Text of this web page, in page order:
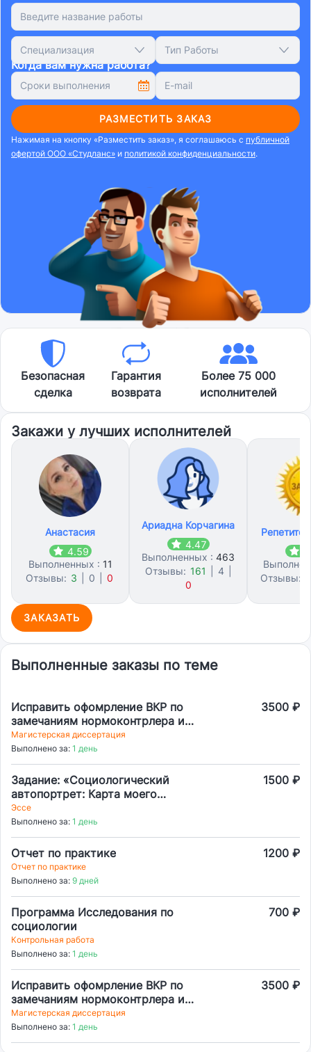
Специализация Тип Работы
Когда вам нужна работа?
РАЗМЕСТИТЬ ЗАКАЗ
Нажимая на кнопку «Разместить заказ», я соглашаюсь с публичной
офертой ООО «Студланс» и политикой конфиденциальности.
Безопасная
сделка
Гарантия
возврата
Более 75 000
исполнителей
Закажи у лучших исполнителей
Анастасия
4.59
Выполненных : 11
Отзывы: 3 0 0
Ариадна Корчагина
4.47
Выполненных : 463
Отзывы: 161 4
0
Отзывы:
ЗАКАЗАТЬ
Выполненные заказы по теме
Исправить офомрление ВКР по
замечаниям нормоконтрлера и
требованиям
3500 ₽
Магистерская диссертация
Выполнено за: 1 день
Задание: «Социологический
автопортрет: Карта моего
социального мира»
1500 ₽
Эссе
Выполнено за: 1 день
Отчет по практике 1200 ₽
Отчет по практике
Выполнено за: 9 дней
Программа Исследования по
социологии
700 ₽
Контрольная работа
Выполнено за: 1 день
Исправить офомрление ВКР по
замечаниям нормоконтрлера и
требованиям
3500 ₽
Магистерская диссертация
Выполнено за: 1 день